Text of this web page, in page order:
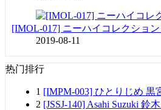
[IMOL-017] ニーハイコレクショ
2019-08-11
热门排行
1 [IMPM-003] ひとりじめ 黒
2 [JSSJ-140] Asahi Suzuki 鈴